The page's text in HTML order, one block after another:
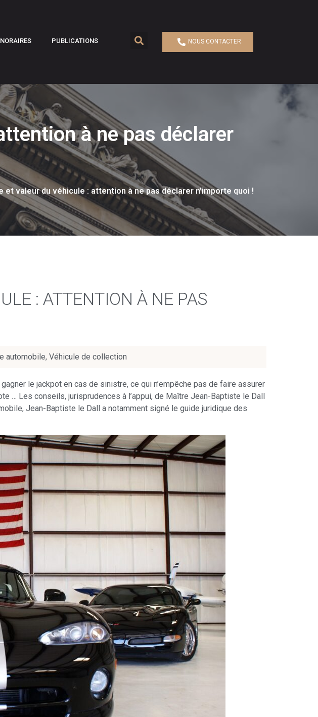
PUBLICATIONS NOUS CONTACTER
à ne pas déclarer
et valeur du véhicule : attention à ne pas déclarer n’importe quoi !
: ATTENTION À NE PAS
automobile, Véhicule de collection
le jackpot en cas de sinistre, ce qui n’empêche pas de faire assurer
… Les conseils, jurisprudences à l’appui, de Maître Jean-Baptiste le Dall
Jean-Baptiste le Dall a notamment signé le guide juridique des